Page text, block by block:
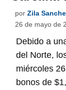
por Zila
26 de mayo de
Debido a
del Norte,
miércoles
bonos de